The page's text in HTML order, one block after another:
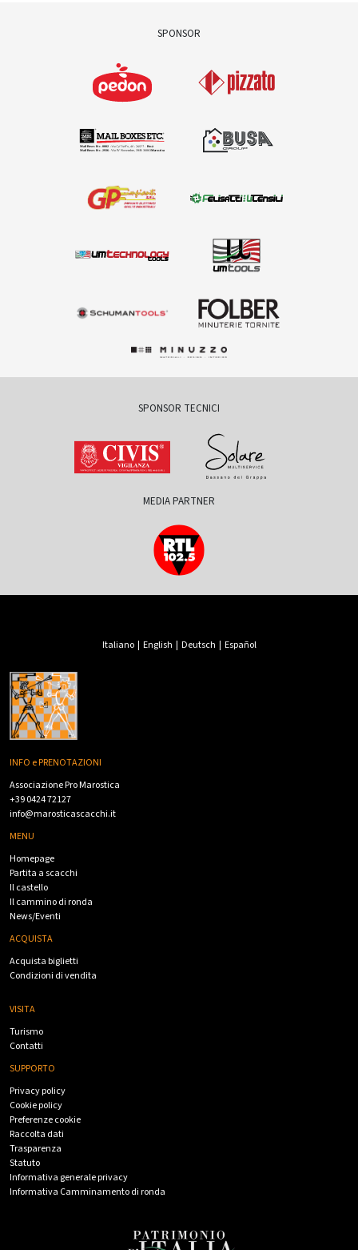
SPONSOR
SPONSOR TECNICI
MEDIA PARTNER
Italiano| English | Deutsch | Español
INFO e PRENOTAZIONI
Associazione Pro Marostica
+39 0424 72127
info@marosticascacchi.it
MENU
Homepage
Partita a scacchi
Il castello
Il cammino di ronda
News/Eventi
ACQUISTA
Acquista biglietti
Condizioni di vendita
VISITA
Turismo
Contatti
SUPPORTO
Privacy policy
Cookie policy
Preferenze cookie
Raccolta dati
Trasparenza
Statuto
Informativa generale privacy
Informativa Camminamento di ronda